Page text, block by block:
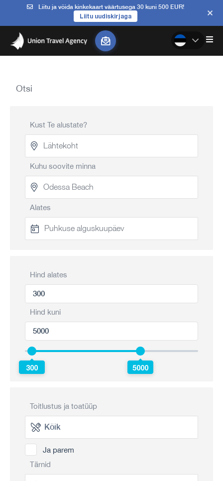
Liitu ja võida kinkekaart väärtusega 30 kuni 500 EUR!
Liitu uudiskirjaga
Otsi
Kust Te alustate?
Kuhu soovite minna
Alates
Hind alates
Hind kuni
300 5000
Toitlustus ja toatüüp
Ja parem
Tärnid